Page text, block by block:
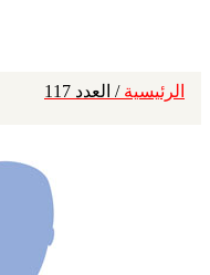
الرئيسية / العدد 117